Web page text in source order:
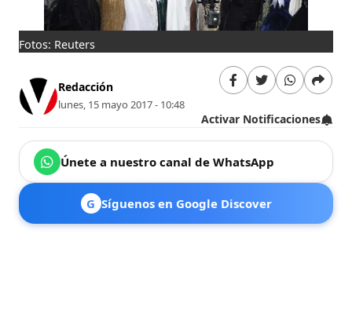
Fotos: Reuters
Redacción
lunes, 15 mayo 2017 - 10:48
Activar Notificaciones
Únete a nuestro canal de WhatsApp
G Síguenos en Google Discover